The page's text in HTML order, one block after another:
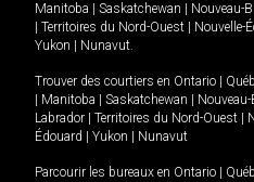
Manitoba
Saskatchewan Nouveau-
Territoires du Nord-Ouest Nouvelle-
Yukon
Nunavut.
Trouver des courtiers en Ontario
Manitoba Saskatchewan
Labrador
Territoires du Nord-Ouest
Édouard
Yukon Nunavut
Parcourir les bureaux en Ontario